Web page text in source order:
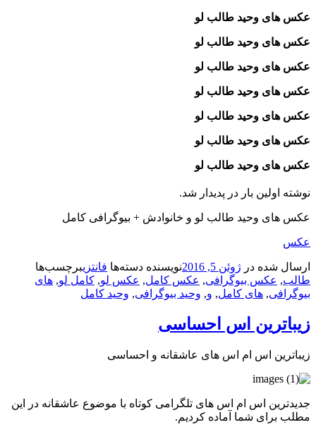
عکس های وحید طالب‌ لو
عکس های وحید طالب‌ لو
عکس های وحید طالب‌ لو
عکس های وحید طالب‌ لو
عکس های وحید طالب‌ لو
عکس های وحید طالب‌ لو
عکس های وحید طالب‌ لو
نوشته اولین بار در پدیدار شد.
عکس های وحید طالب‌ لو و خانوادش + بیوگرافی کامل
عکس
ارسال شده در ژوئن 5, 2016 نویسنده دسته‌ها فانتزیبرچسب‌ها
طالب‌, عکس بیوگرافی, عکس کامل, عکس لو, کامل لو, های
بیوگرافی, های کامل, و, وحید بیوگرافی, وحید کامل
زیباترین اس احساسی
زیباترین اس ام اس های عاشقانه و احساسی
جدیدترین اس ام اس های تلگرامی کوتاه با موضوع عاشقانه در این
مطلب برای شما آماده کردیم.